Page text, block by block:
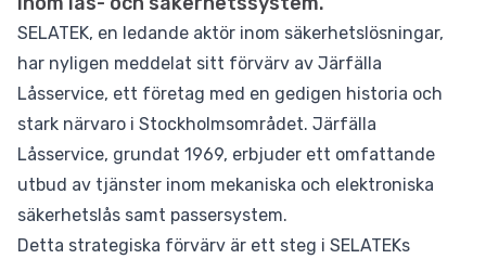
SELATEK, en ledande aktör inom säkerhetslösningar,
har nyligen meddelat sitt förvärv av Järfälla
Låsservice, ett företag med en gedigen historia och
stark närvaro i Stockholmsområdet. Järfälla
Låsservice, grundat 1969, erbjuder ett omfattande
utbud av tjänster inom mekaniska och elektroniska
säkerhetslås samt passersystem.
Detta strategiska förvärv är ett steg i SELATEKs